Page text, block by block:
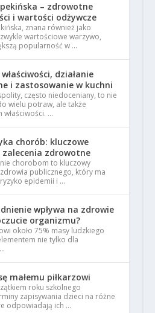
– zdrowotne
i wartości odżywcze
znana również jako
wartościowe warzywo,
popularność w …
działanie
i zastosowanie w kuchni
często niedoceniany, to nie
wielu potraw, ale także
…
chorób: kluczowe
zdrowotne
chorobom to kluczowy
publicznego, który ma
epidemii i …
wpływa na zdrowie
organizmu?
około 75% masy ludzkiego
nie tylko dla
małemu piłkarzowi
roku szkolnego
zapisywania dzieci na różne
odpowiadają ich …